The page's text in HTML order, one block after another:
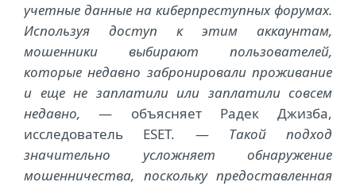
учетные данные на киберпреступных форумах.
Используя доступ к этим аккаунтам,
мошенники выбирают пользователей,
которые недавно забронировали проживание
и еще не заплатили или заплатили совсем
недавно,— объясняет Радек Джизба,
исследователь ESET. — Такой подход
значительно усложняет обнаружение
мошенничества, поскольку предоставленная